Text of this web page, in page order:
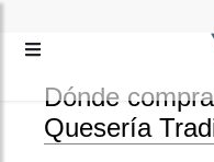
Dónde
Quesería